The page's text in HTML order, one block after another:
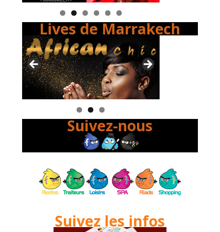
Lives de Marrakech
Suivez-nous
Suivez les infos